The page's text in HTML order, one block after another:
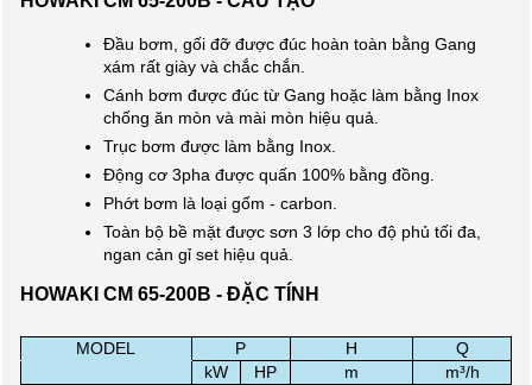
Đầu bơm, gối đỡ được đúc hoàn toàn bằng Gang
xám rất giày và chắc chắn.
Cánh bơm được đúc từ Gang hoặc làm bằng Inox
chống ăn mòn và mài mòn hiệu quả.
Trục bơm được làm bằng Inox.
Động cơ 3pha được quấn 100% bằng đồng.
Phớt bơm là loại gốm - carbon.
Toàn bộ bề mặt được sơn 3 lớp cho độ phủ tối đa,
ngan cản gỉ set hiệu quả.
HOWAKI CM 65-200B - ĐẶC TÍNH
MODEL P H
Q
kW HP m
m³/h